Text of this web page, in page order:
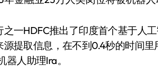
一HDFC推出了印度首个基于人工
提取信息，在不到0.4秒的时间
人助理Ira。